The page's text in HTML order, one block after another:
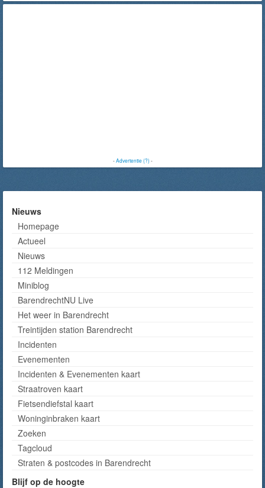
-Advertentie (?)-
Nieuws
Homepage
Actueel
Nieuws
112 Meldingen
Miniblog
BarendrechtNU Live
Het weer in Barendrecht
Treintijden station Barendrecht
Incidenten
Evenementen
Incidenten & Evenementen kaart
Straatroven kaart
Fietsendiefstal kaart
Woninginbraken kaart
Zoeken
Tagcloud
Straten & postcodes in Barendrecht
Blijf op de hoogte